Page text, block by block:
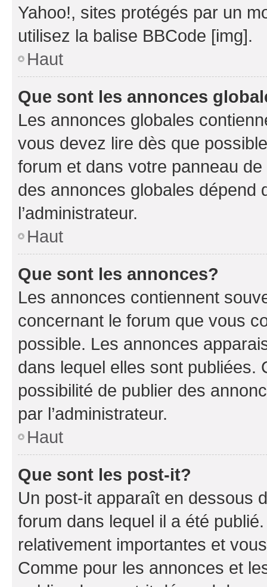
Yahoo!, sites protégés par un
utilisez la balise BBCode [img].
Haut
Que sont les annonces
Les annonces globales
vous devez lire dès que
forum et dans votre panneau
des annonces globales dépend
l’administrateur.
Haut
Que sont les annonces?
Les annonces contiennent
concernant le forum que vous
possible. Les annonces
dans lequel elles sont publiées.
possibilité de publier des
par l’administrateur.
Haut
Que sont les post-it?
Un post-it apparaît en dessous
forum dans lequel il a été
relativement importantes et
Comme pour les annonces et